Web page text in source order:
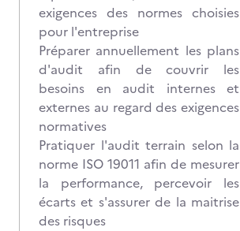
exigences des normes choisies
pour l'entreprise
Préparer annuellement les plans
d'audit afin de couvrir les
besoins en audit internes et
externes au regard des exigences
normatives
Pratiquer l'audit terrain selon la
norme ISO 19011 afin de mesurer
la performance, percevoir les
écarts et s'assurer de la maitrise
des risques